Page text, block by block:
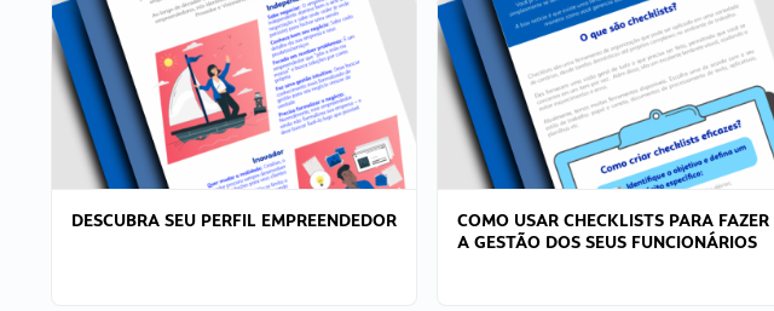
DESCUBRA SEU PERFIL EMPREENDEDOR
COMO USAR CHECKLISTS PARA FAZER
A GESTÃO DOS SEUS FUNCIONÁRIOS